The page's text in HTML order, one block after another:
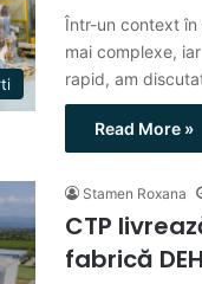
Într-un context
mai complexe,
rapid, am
Read More »
Stamen Roxana
CTP
fabrică